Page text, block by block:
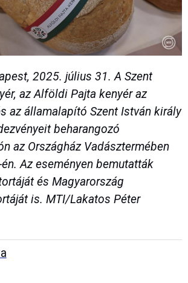
2025. július 31. A Szent
az Alföldi Pajta kenyér az
az államalapító Szent István király
beharangozó
az Országház Vadásztermében
Az eseményen bemutatták
és Magyarország
is. MTI/Lakatos Péter